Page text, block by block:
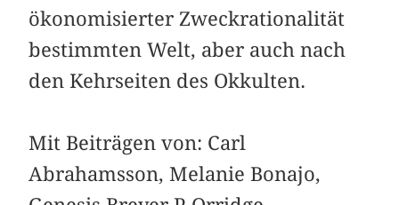
ökonomisierter Zweckrationalität
bestimmten Welt, aber auch nach
den Kehr­seiten des Okkulten.
Mit Beiträgen von: Carl
Abrahamsson, Melanie Bonajo,